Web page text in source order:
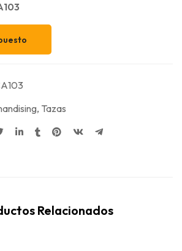
, Tazas
Relacionados